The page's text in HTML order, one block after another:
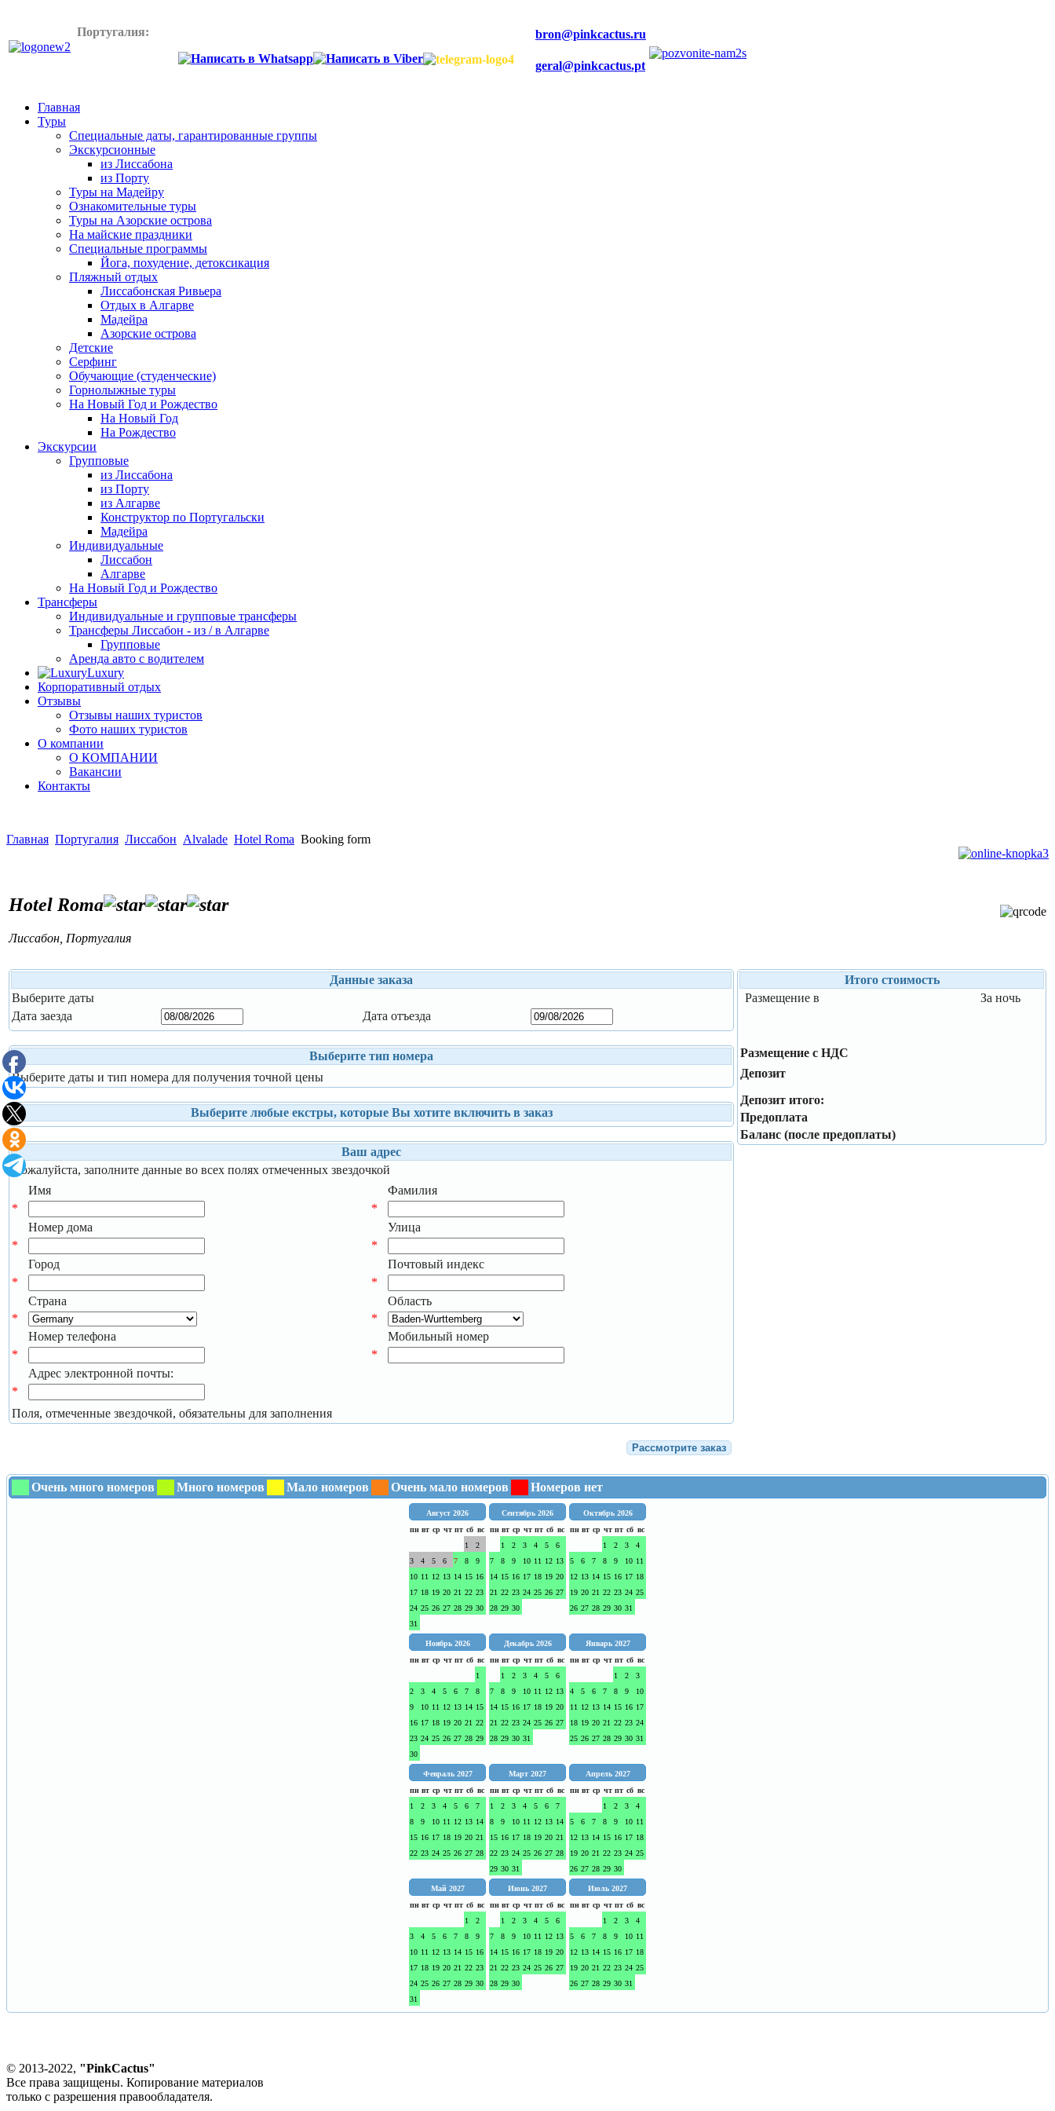
Португалия: bron@pinkcactus.ru
geral@pinkcactus.pt
Главная
Туры
Специальные даты, гарантированные группы
Экскурсионные
из Лиссабона
из Порту
Туры на Мадейру
Ознакомительные туры
Туры на Азорские острова
На майские праздники
Специальные программы
Йога, похудение, детоксикация
Пляжный отдых
Лиссабонская Ривьера
Отдых в Алгарве
Мадейра
Азорские острова
Детские
Серфинг
Обучающие (студенческие)
Горнолыжные туры
На Новый Год и Рождество
На Новый Год
На Рождество
Экскурсии
Групповые
из Лиссабона
из Порту
из Алгарве
Конструктор по Португальски
Мадейра
Индивидуальные
Лиссабон
Алгарве
На Новый Год и Рождество
Трансферы
Индивидуальные и групповые трансферы
Трансферы Лиссабон - из / в Алгарве
Групповые
Аренда авто с водителем
Luxury
Корпоративный отдых
Отзывы
Отзывы наших туристов
Фото наших туристов
О компании
О КОМПАНИИ
Вакансии
Контакты
Главная Португалия Лиссабон Alvalade Hotel Roma Booking form
Hotel Roma
Лиссабон Португалия
Данные заказа
Выберите даты
Дата заезда
Дата отъезда
Выберите тип номера
Выберите даты и тип номера для получения точной цены
Выберите любые екстры, которые Вы хотите включить в заказ
Ваш адрес
Пожалуйста, заполните данные во всех полях отмеченных звездочкой
Имя
Фамилия
*
*
Номер дома
Улица
*
*
Город
Почтовый индекс
*
*
Страна
Область
*
*
Номер телефона
Мобильный номер
*
*
Адрес электронной почты:
*
Поля, отмеченные звездочкой, обязательны для заполнения
Итого стоимость
Размещение в
За ночь
Размещение с НДС
Депозит
Депозит итого:
Предоплата
Баланс (после предоплаты)
Очень много номеров Много номеров Мало номеров Очень мало номеров Номеров нет
Август 2026
пн вт ср чт пт сб вс
1
2
3
4 5 6 7 8
9
10 11 12 13 14 15 16
17 18 19 20 21 22 23
24 25 26 27 28 29 30
31
Сентябрь 2026
пн вт ср чт пт сб вс
1
2 3 4 5
6
7
8 9 10 11 12 13
14 15 16 17 18 19 20
21 22 23 24 25 26 27
28 29 30
Октябрь 2026
пн вт ср чт пт сб вс
1
2 3
4
5
6 7 8 9 10 11
12 13 14 15 16 17 18
19 20 21 22 23 24 25
26 27 28 29 30 31
Ноябрь 2026
пн вт ср чт пт сб вс
1
2
3 4 5 6 7
8
9
10 11 12 13 14 15
16 17 18 19 20 21 22
23 24 25 26 27 28 29
30
Декабрь 2026
пн вт ср чт пт сб вс
1
2 3 4 5
6
7
8 9 10 11 12 13
14 15 16 17 18 19 20
21 22 23 24 25 26 27
28 29 30 31
Январь 2027
пн вт ср чт пт сб вс
1
2
3
4
5 6 7 8 9
10
11
12 13 14 15 16 17
18 19 20 21 22 23 24
25 26 27 28 29 30 31
Февраль 2027
пн вт ср чт пт сб вс
1
2 3 4 5 6
7
8
9 10 11 12 13 14
15 16 17 18 19 20 21
22 23 24 25 26 27 28
Март 2027
пн вт ср чт пт сб вс
1
2 3 4 5 6
7
8
9 10 11 12 13 14
15 16 17 18 19 20 21
22 23 24 25 26 27 28
29 30 31
Апрель 2027
пн вт ср чт пт сб вс
1
2 3
4
5
6 7 8 9 10 11
12 13 14 15 16 17 18
19 20 21 22 23 24 25
26 27 28 29 30
Май 2027
пн вт ср чт пт сб вс
1
2
3
4 5 6 7 8
9
10 11 12 13 14 15 16
17 18 19 20 21 22 23
24 25 26 27 28 29 30
31
Июнь 2027
пн вт ср чт пт сб вс
1
2 3 4 5
6
7
8 9 10 11 12 13
14 15 16 17 18 19 20
21 22 23 24 25 26 27
28 29 30
Июль 2027
пн вт ср чт пт сб вс
1
2 3
4
5
6 7 8 9 10 11
12 13 14 15 16 17 18
19 20 21 22 23 24 25
26 27 28 29 30 31
© 2013-2022, "PinkCactus"
Все права защищены. Копирование материалов
только с разрешения правообладателя.